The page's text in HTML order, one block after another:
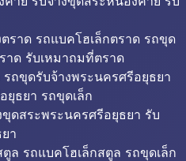
ราด รถแบคโฮเล็กตราด รถขุด
าด รับเหมาถมที่ตราด
ถขุดรับจ้างพระนครศรีอยุธยา
ยุธยา รถขุดเล็ก
ดสระพระนครศรีอยุธยา รับ
า
ล รถแบคโฮเล็กสตูล รถขุดเล็ก